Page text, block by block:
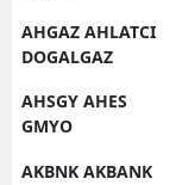
AHGAZ AHLATCI
DOGALGAZ
AHSGY AHES
GMYO
AKBNK AKBANK